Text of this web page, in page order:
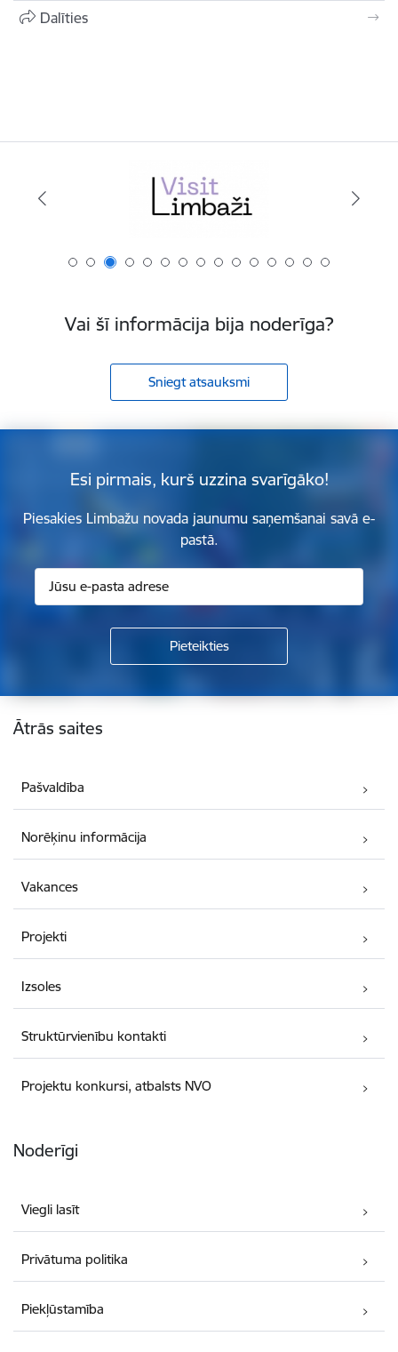
Dalīties
Vai šī informācija bija noderīga?
Sniegt atsauksmi
Esi pirmais, kurš uzzina svarīgāko!
Piesakies Limbažu novada jaunumu saņemšanai savā e-
pastā.
Kājene
Ātrās saites
Pašvaldība
Norēķinu informācija
Vakances
Projekti
Izsoles
Struktūrvienību kontakti
Projektu konkursi, atbalsts NVO
Noderīgi
Viegli lasīt
Privātuma politika
Piekļūstamība